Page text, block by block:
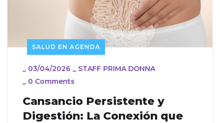
SALUD EN AGENDA
_ 03/04/2026 _ STAFF PRIMA DONNA
_ 0 Comments
Cansancio Persistente y
Digestión: La Conexión que